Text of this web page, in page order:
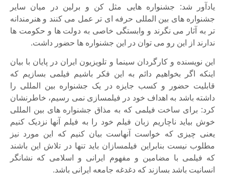
یادآور شد: جشنواره هایی مثل کن و برلین در میان سایر
جشنواره های بین المللی حرفه ای تر عمل می کنند و هنرمندانه
تر به آثار می نگرند و وابستگی خاصی به دولت ها و حکومت ها
ندارند از این رو می توان در این جشنواره ها حضور داشت.
این نویسنده و کارگردان سینما و تلویزیون ایران در پایان با بیان
اینکه اگر بخواهیم دائم به این فکر باشیم فیلمی بسازیم که
قابلیت حضور و کسب جایزه در یک جشنواره بین المللی را
داشته باشد به اهداف خود در فیلمسازی نمی رسیم، خاطرنشان
کرد: برای ساخت فیلمی که به مذاق جشنواره های بین المللی
خوش بیاید ناچاریم زبان فیلم خود را به فیلم آنها نزدیک کنیم
یعنی چیزی که خواست آنهاست بیان کنیم که این مورد نیز
مطلوب نیست بنابراین فیلمسازان باید تنها در تلاش این باشند
که فیلمی با مضامین و مفهوم ایرانی و اسلامی که نشانگر
انسانیت باشد بسازند که دغدغه جامعه ایرانی باشد.